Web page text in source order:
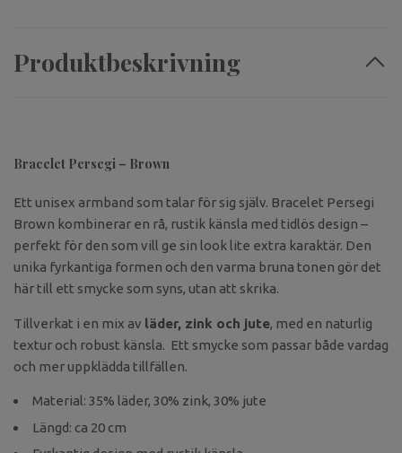
Produktbeskrivning
Bracelet Persegi – Brown
Ett unisex armband som talar för sig själv. Bracelet Persegi
Brown kombinerar en rå, rustik känsla med tidlös design –
perfekt för den som vill ge sin look lite extra karaktär. Den
unika fyrkantiga formen och den varma bruna tonen gör det
här till ett smycke som syns, utan att skrika.
Tillverkat i en mix av läder, zink och jute, med en naturlig
textur och robust känsla. Ett smycke som passar både vardag
och mer uppklädda tillfällen.
Material: 35% läder, 30% zink, 30% jute
Längd: ca 20 cm